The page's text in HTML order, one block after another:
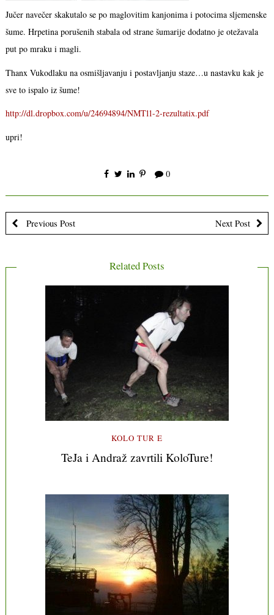
Jučer navečer skakutalo se po maglovitim kanjonima i potocima sljemenske
šume. Hrpetina porušenih stabala od strane šumarije dodatno je otežavala
put po mraku i magli.
Thanx Vukodlaku na osmišljavanju i postavljanju staze…u nastavku kak je
sve to ispalo iz šume!
http://dl.dropbox.com/u/24694894/NMT11-2-rezultatix.pdf
upri!
0
Previous Post Next Post
Related Posts
KOLO TUR E
TeJa i Andraž zavrtili KoloTure!